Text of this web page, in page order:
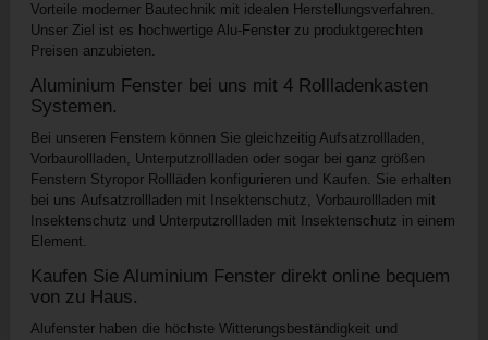
Vorteile moderner Bautechnik mit idealen Herstellungsverfahren.
Unser Ziel ist es hochwertige Alu-Fenster zu produktgerechten
Preisen anzubieten.
Aluminium Fenster bei uns mit 4 Rollladenkasten
Systemen.
Bei unseren Fenstern können Sie gleichzeitig Aufsatzrollladen,
Vorbaurollladen, Unterputzrollladen oder sogar bei ganz größen
Fenstern Styropor Rollläden konfigurieren und Kaufen. Sie erhalten
bei uns Aufsatzrollladen mit Insektenschutz, Vorbaurollladen mit
Insektenschutz und Unterputzrollladen mit Insektenschutz in einem
Element.
Kaufen Sie Aluminium Fenster direkt online bequem
von zu Haus.
Alufenster haben die höchste Witterungsbeständigkeit und